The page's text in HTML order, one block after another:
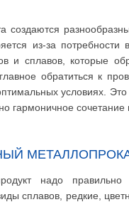
создаются
из-за
и сплавов, которые
обратиться к
условиях. Это
гармоничное
надо правильно
сплавов, редкие,